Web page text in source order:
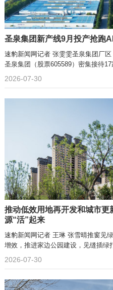
圣泉集团新产线9月投产抢跑
速豹新闻网记者 张雯雯圣泉集团厂
圣泉集团（股票605589）密集接待
2026-07-30
推动低效用地再开发和城市
源“活”起来
速豹新闻网记者 王琳 张雪晴推窗见
增效，推进家边公园建设，见缝插绿
2026-07-30